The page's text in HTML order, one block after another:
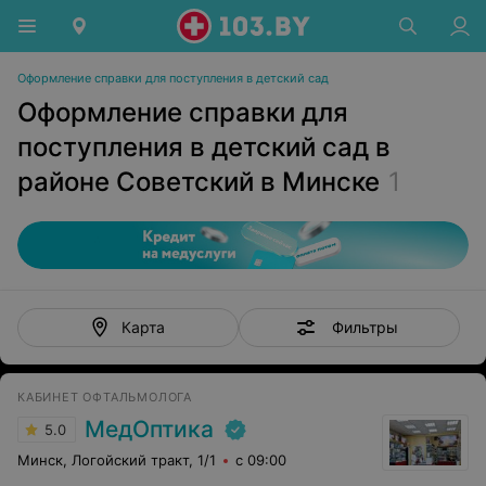
Оформление справки для поступления в детский сад
Оформление справки для
поступления в детский сад в
районе Советский в Минске 1
Карта Фильтры
КАБИНЕТ ОФТАЛЬМОЛОГА
5.0 МедОптика
Минск, Логойский тракт, 1/1 с 09:00